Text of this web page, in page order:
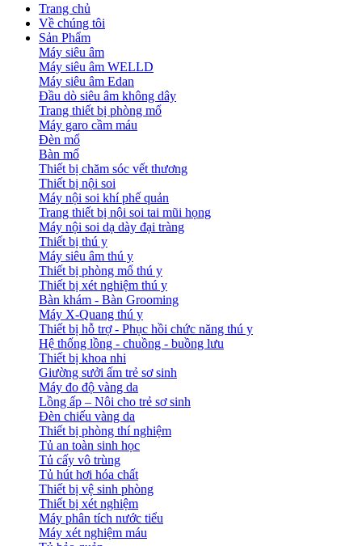
Trang chủ
Về chúng tôi
Sản Phẩm
Máy siêu âm
Máy siêu âm WELLD
Máy siêu âm Edan
Đầu dò siêu âm không dây
Trang thiết bị phòng mổ
Máy garo cầm máu
Đèn mổ
Bàn mổ
Thiết bị chăm sóc vết thương
Thiết bị nội soi
Máy nội soi khí phế quản
Trang thiết bị nội soi tai mũi họng
Máy nội soi dạ dày đại tràng
Thiết bị thú y
Máy siêu âm thú y
Thiết bị phòng mổ thú y
Thiết bị xét nghiệm thú y
Bàn khám - Bàn Grooming
Máy X-Quang thú y
Thiết bị hỗ trợ - Phục hồi chức năng thú y
Hệ thống lồng - chuồng - buồng lưu
Thiết bị khoa nhi
Giường sưởi ấm trẻ sơ sinh
Máy đo độ vàng da
Lồng ấp – Nôi cho trẻ sơ sinh
Đèn chiếu vàng da
Thiết bị phòng thí nghiệm
Tủ an toàn sinh học
Tủ cấy vô trùng
Tủ hút hơi hóa chất
Thiết bị vệ sinh phòng
Thiết bị xét nghiệm
Máy phân tích nước tiểu
Máy xét nghiệm máu